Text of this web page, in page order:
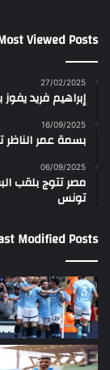
Viewed Posts
27/02/2025
إبراهيم فريد يفوز
16/09/2025
بسمة عمر الناظر
06/09/2025
مصر تتوج بلقب
تونس
Modified Posts